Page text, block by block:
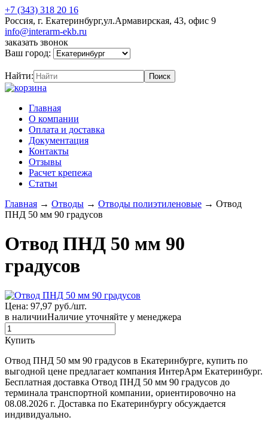
+7 (343) 318 20 16
Россия, г. Екатеринбург,ул.Армавирская, 43, офис 9
info@interarm-ekb.ru
заказать звонок
Ваш город:
Найти:
Главная
О компании
Оплата и доставка
Документация
Контакты
Отзывы
Расчет крепежа
Статьи
Главная → Отводы → Отводы полиэтиленовые → Отвод
ПНД 50 мм 90 градусов
Отвод ПНД 50 мм 90
градусов
Цена: 97,97 руб./шт.
в наличииНаличие уточняйте у менеджера
Купить
Отвод ПНД 50 мм 90 градусов в Екатеринбурге, купить по
выгодной цене предлагает компания ИнтерАрм Екатеринбург.
Бесплатная доставка Отвод ПНД 50 мм 90 градусов до
терминала транспортной компании, ориентировочно на
08.08.2026 г. Доставка по Екатеринбургу обсуждается
индивидуально.